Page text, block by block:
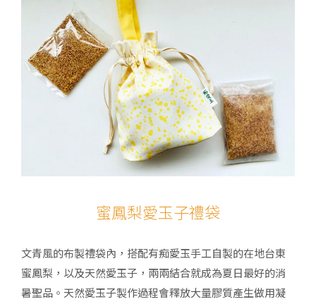
蜜鳳梨愛玉子禮袋
文青風的布製禮袋內，搭配有痴愛玉手工自製的在地台東
蜜鳳梨，以及天然愛玉子，兩兩結合就成為夏日最好的消
暑聖品。天然愛玉子製作過程會釋放大量膠質產生做用凝